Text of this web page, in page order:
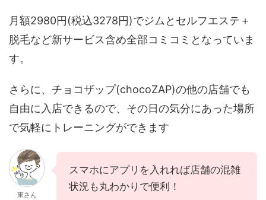
月額2980円(税込3278円)でジムとセルフエステ＋
脱毛など新サービス含め全部コミコミとなっていま
す。
さらに、チョコザップ(chocoZAP)の他の店舗でも
自由に入店できるので、その日の気分にあった場所
で気軽にトレーニングができます
東さん
スマホにアプリを入れれば店舗の混雑
状況も丸わかりで便利！